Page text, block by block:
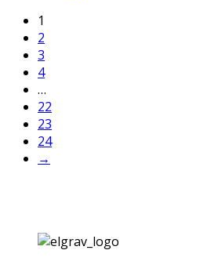
1
2
3
4
…
22
23
24
→